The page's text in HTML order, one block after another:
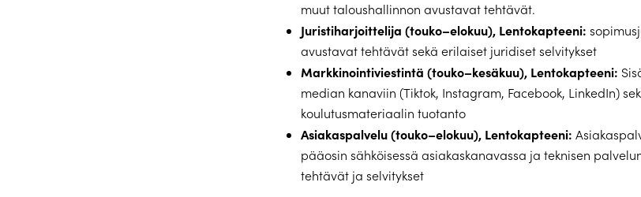
muut taloushallinnon avustavat tehtävät.
Juristiharjoittelija (touko–elokuu), Lentokapteeni:
avustavat tehtävät sekä erilaiset juridiset selvitykset
Markkinointiviestintä (touko–kesäkuu), Lentokapteeni:
median kanaviin (Tiktok, Instagram, Facebook, LinkedIn)
koulutusmateriaalin tuotanto
Asiakaspalvelu (touko–elokuu), Lentokapteeni:
pääosin sähköisessä asiakaskanavassa ja teknisen
tehtävät ja selvitykset